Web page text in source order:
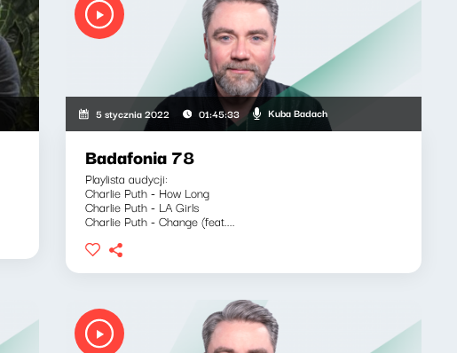
5 stycznia 2022 01:45:33 Kuba Badach
Badafonia 78
Playlista audycji:
Charlie Puth - How Long
Charlie Puth - LA Girls
Charlie Puth - Change (feat....